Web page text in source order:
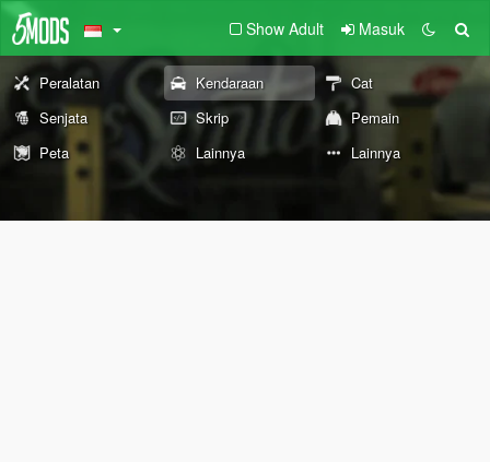
Show Adult Masuk
Peralatan Kendaraan
Cat
Senjata
Skrip
Pemain
Peta
Lainnya Lainnya